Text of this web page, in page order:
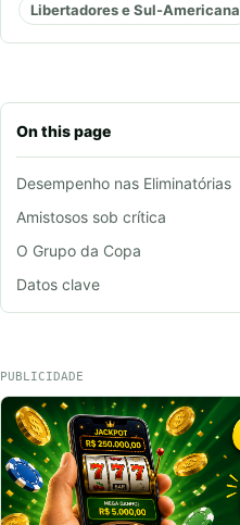
On this page
Desempenho nas Eliminatórias
Amistosos sob crítica
O Grupo da Copa
Datos clave
Libertadores e Sul-Americana
PUBLICIDADE